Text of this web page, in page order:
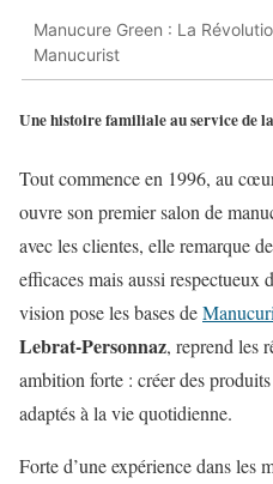
Manucure Green : La
Manucurist
Une histoire familiale au service de
Tout commence en 1996, au
ouvre son premier salon de
avec les clientes, elle remarque
efficaces mais aussi respectueux
vision pose les bases de
Lebrat-Personnaz, reprend les
ambition forte : créer des
adaptés à la vie quotidienne.
Forte d’une expérience dans les